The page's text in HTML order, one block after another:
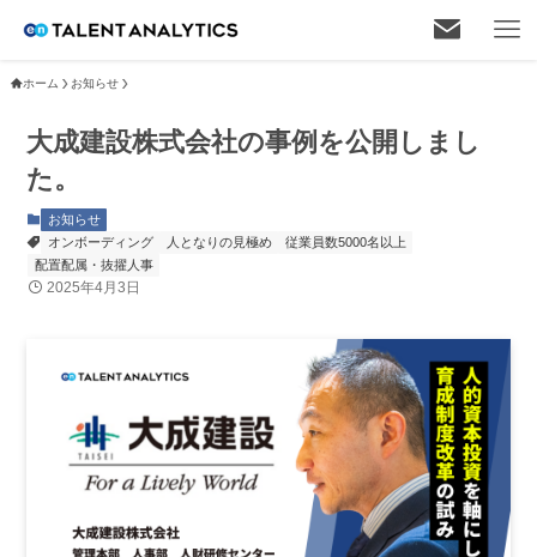
ホーム お知らせ
大成建設株式会社の事例を公開しまし
た。
お知らせ
オンボーディング
人となりの見極め
従業員数5000名以上
配置配属・抜擢人事
2025年4月3日